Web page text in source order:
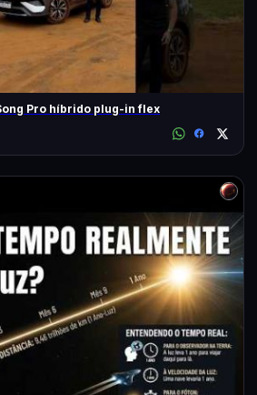
Pro híbrido plug-in flex